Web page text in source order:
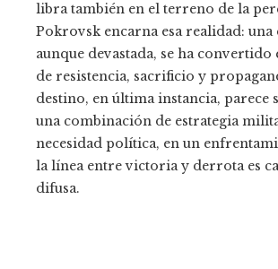
libra también en el terreno de la
Pokrovsk encarna esa realidad: una
aunque devastada, se ha convertido
de resistencia, sacrificio y
destino, en última instancia, parece
una combinación de estrategia
necesidad política, en un
la línea entre victoria y derrota es
difusa.